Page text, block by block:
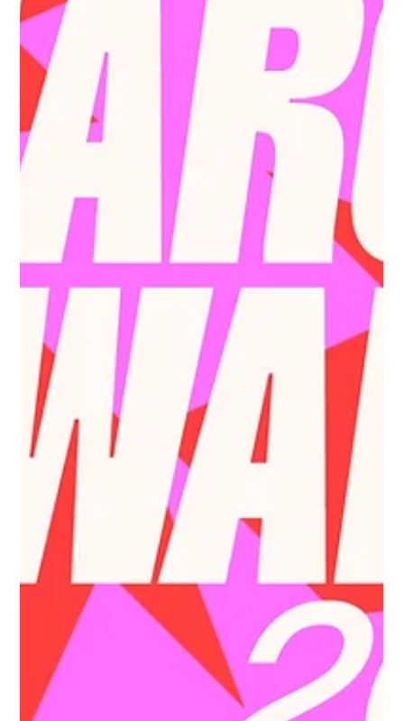
Jaime Hernández
19 dic 2025
1 min de lectura
Feid dice adiós a “Ferxxo” y abre
una nueva etapa en su carrera
Feid ha anunciado el cierre de una de las etapas más
importantes y reconocibles de su trayectoria artística.
El cantante colombiano se despide de “Ferxxo”, el
alter ego que definió su sonido, su estética y una era
clave del reggaetón actual, marcando a toda una
generación de oyentes.